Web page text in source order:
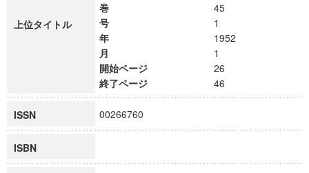
上位タイトル
巻
45
号
1
年
1952
月
1
開始ページ
26
終了ページ
46
ISSN 00266760
ISBN